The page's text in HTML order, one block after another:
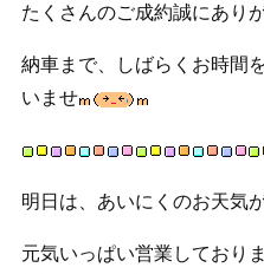
たくさんのご成約誠にあり
納車まで、しばらくお時間
いませ
明日は、あいにくのお天気
元気いっぱい営業しており